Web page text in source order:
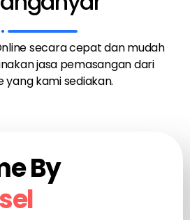
secara cepat dan mudah
jasa pemasangan dari
yang kami sediakan.
By